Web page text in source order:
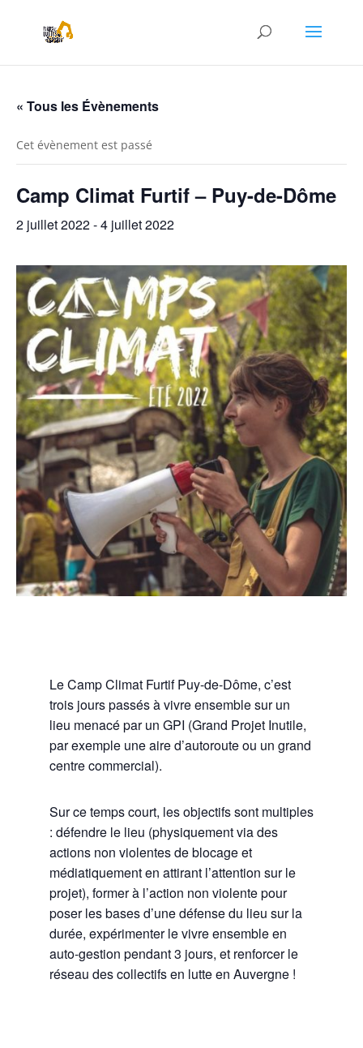
« Tous les Évènements
Cet évènement est passé
Camp Climat Furtif – Puy-de-Dôme
2 juillet 2022-4 juillet 2022
Le Camp Climat Furtif Puy-de-Dôme, c’est
trois jours passés à vivre ensemble sur un
lieu menacé par un GPI (Grand Projet Inutile,
par exemple une aire d’autoroute ou un grand
centre commercial).
Sur ce temps court, les objectifs sont multiples
: défendre le lieu (physiquement via des
actions non violentes de blocage et
médiatiquement en attirant l’attention sur le
projet), former à l’action non violente pour
poser les bases d’une défense du lieu sur la
durée, expérimenter le vivre ensemble en
auto-gestion pendant 3 jours, et renforcer le
réseau des collectifs en lutte en Auvergne !